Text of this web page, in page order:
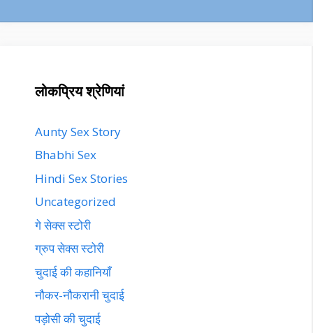
लोकप्रिय श्रेणियां
Aunty Sex Story
Bhabhi Sex
Hindi Sex Stories
Uncategorized
गे सेक्स स्टोरी
ग्रुप सेक्स स्टोरी
चुदाई की कहानियाँ
नौकर-नौकरानी चुदाई
पड़ोसी की चुदाई